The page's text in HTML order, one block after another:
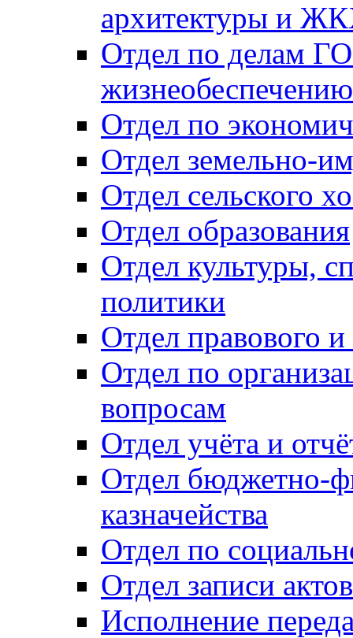
архитектуры и
Отдел по делам
Отдел по
Отдел земельно-
Отдел сельского
Отдел образования
Отдел культуры,
политики
Отдел правового
Отдел по
вопросам
Отдел учёта и
Отдел бюджетно-
казначейства
Отдел по
Отдел записи
Исполнение